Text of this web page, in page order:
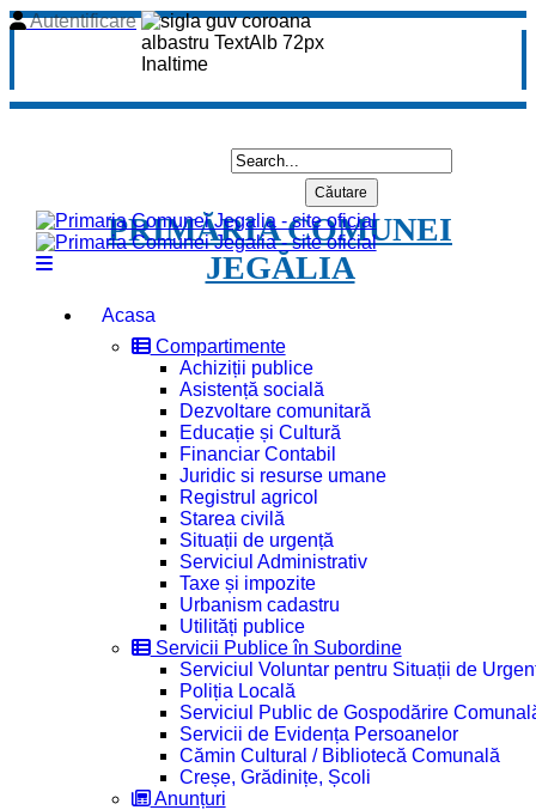
Autentificare
PRIMĂRIA COMUNEI
JEGĂLIA
Acasa
Compartimente
Achiziții publice
Asistență socială
Dezvoltare comunitară
Educație și Cultură
Financiar Contabil
Juridic si resurse umane
Registrul agricol
Starea civilă
Situații de urgență
Serviciul Administrativ
Taxe și impozite
Urbanism cadastru
Utilități publice
Servicii Publice în Subordine
Serviciul Voluntar pentru Situații de
Poliția Locală
Serviciul Public de Gospodărire
Servicii de Evidența Persoanelor
Cămin Cultural / Bibliotecă Comunală
Creșe, Grădinițe, Școli
Anunțuri